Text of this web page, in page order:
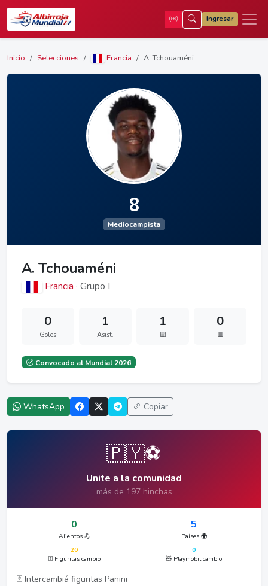
Ingresar
Inicio Selecciones Francia A. Tchouaméni
8
Mediocampista
A. Tchouaméni
Francia · Grupo I
0
Goles
1
Asist.
1
🟨
0
🟥
Convocado al Mundial 2026
WhatsApp Copiar
🇵🇾⚽
Unite a la comunidad
más de 197 hinchas
0
Alientos 💪
5
Países 🌍
20
🃏 Figuritas cambio
0
🧸 Playmobil cambio
🃏 Intercambiá figuritas Panini